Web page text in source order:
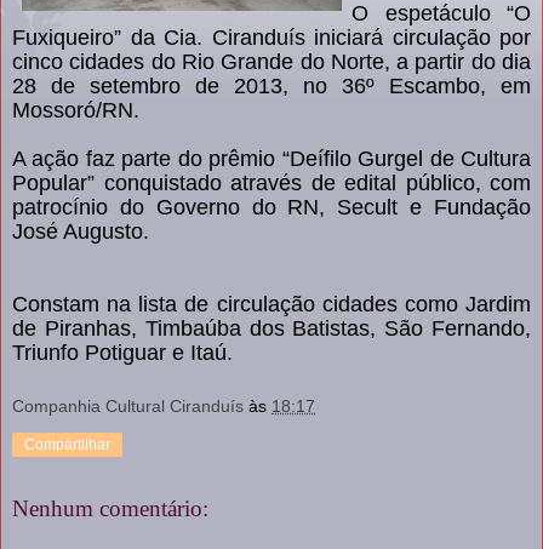
O espetáculo “O
Fuxiqueiro” da Cia. Ciranduís iniciará circulação por
cinco cidades do Rio Grande do Norte, a partir do dia
28 de setembro de 2013, no 36º Escambo, em
Mossoró/RN.
A ação faz parte do prêmio “Deífilo Gurgel de Cultura
Popular” conquistado através de edital público, com
patrocínio do Governo do RN, Secult e Fundação
José Augusto.
Constam na lista de circulação cidades como Jardim
de Piranhas, Timbaúba dos Batistas, São Fernando,
Triunfo Potiguar e Itaú.
Companhia Cultural Ciranduís às 18:17
Compartilhar
Nenhum comentário: